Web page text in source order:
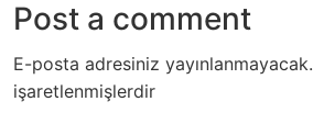
Post a comment
E-posta adresiniz yayınlanmayacak.
işaretlenmişlerdir